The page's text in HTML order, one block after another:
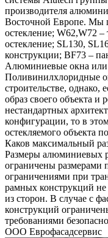
производителя
Восточной Европе. Мы
остекление; W62,W72 –
остекление; SL130,
конструкции; BF73 –
Алюминиевые окна или
Поливинилхлоридные
строительстве, однако,
образ своего объекта и
нестандартных
конфигурации, то в
остекляемого объекта
Каков максимальный
Размеры алюминиевых
ограничены размерами
ограничениями при
рамных конструкций
из сторон. В случае с
конструкций
требованиями
ООО Еврофасадсервис